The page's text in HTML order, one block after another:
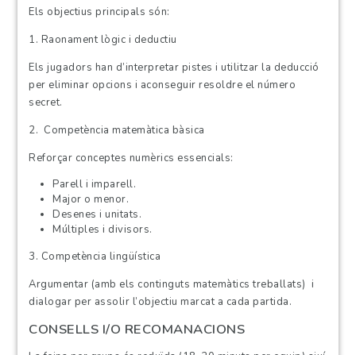
Els objectius principals són:
1. Raonament lògic i deductiu
Els jugadors han d’interpretar pistes i utilitzar la deducció
per eliminar opcions i aconseguir resoldre el número
secret.
2. Competència matemàtica bàsica
Reforçar conceptes numèrics essencials:
Parell i imparell.
Major o menor.
Desenes i unitats.
Múltiples i divisors.
3. Competència lingüística
Argumentar (amb els continguts matemàtics treballats) i
dialogar per assolir l’objectiu marcat a cada partida.
CONSELLS I/O RECOMANACIONS